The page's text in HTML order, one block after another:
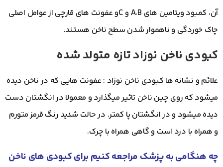
آن، کمبود ویتامین های A،B و Cو عفونت های قارچی از عوامل اصلی
چاک خوردگی و ناهموار شدن سطح ناخن هستند.
کبودی ناخن نوزاد تازه متولد شده
علائم و نشانه ها کبودی ناخن نوزاد : عفونت هایی که در ناخن دیده
میشود که روی چین ناخن تاثیر میگذارد و معمولا در انگشتان دست
دیده میشود و در انگشتان پا کمتر. در حالت شدید رنگ قرمز متورم
و همراه با درد است و گاهی همراه با چرک.
چه هنگامی به پزشک مراجعه کنیم برای کبودی های ناخن